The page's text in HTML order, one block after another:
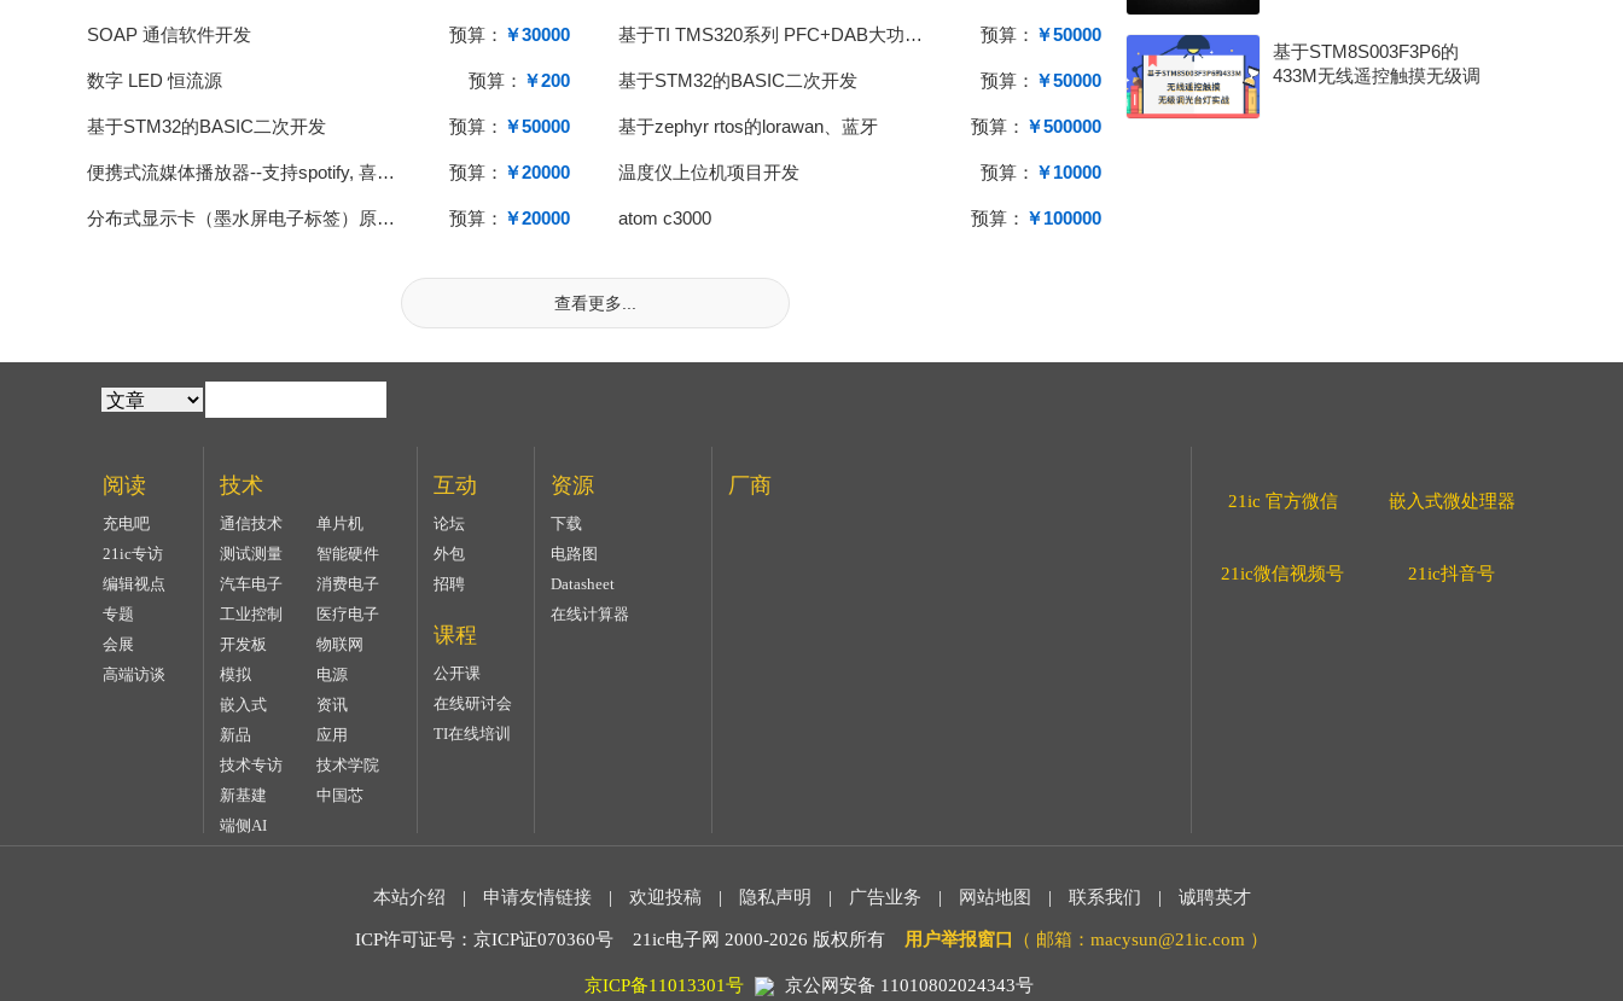
SOAP 通信软件开发 预算： ￥30000 基于TI TMS320系列 PFC+DAB大功率双向电源软件开发 预算： ￥50000
数字 LED 恒流源 预算： ￥200 基于STM32的BASIC二次开发 预算： ￥50000
基于STM32的BASIC二次开发 预算： ￥50000 基于zephyr rtos的lorawan、蓝牙 预算： ￥500000
便携式流媒体播放器--支持spotify, 喜马拉雅等 预算： ￥20000 温度仪上位机项目开发 预算： ￥10000
分布式显示卡（墨水屏电子标签）原型设计 预算： ￥20000 atom c3000 预算： ￥100000
查看更多...
基于STM8S003F3P6的
433M无线遥控触摸无级调
阅读
充电吧
21ic专访
编辑视点
专题
会展
高端访谈
技术
通信技术
单片机
测试测量
智能硬件
汽车电子
消费电子
工业控制
医疗电子
开发板
物联网
模拟
电源
嵌入式
资讯
新品
应用
技术专访
技术学院
新基建
中国芯
端侧AI
互动
论坛
外包
招聘
课程
公开课
在线研讨会
TI在线培训
资源
下载
电路图
Datasheet
在线计算器
厂商
21ic 官方微信 嵌入式微处理器
21ic微信视频号 21ic抖音号
本站介绍 | 申请友情链接 | 欢迎投稿 | 隐私声明 | 广告业务 | 网站地图 | 联系我们 | 诚聘英才
ICP许可证号：京ICP证070360号 21ic电子网 2000-2026 版权所有 用户举报窗口 （ 邮箱：macysun@21ic.com ）
京ICP备11013301号 京公网安备 11010802024343号